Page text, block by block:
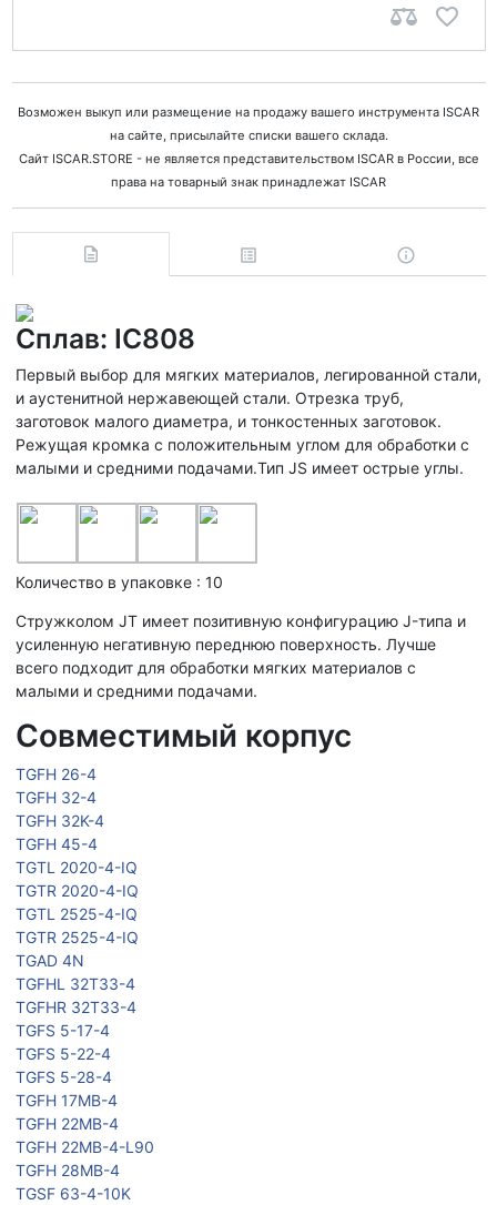
Возможен выкуп или размещение на продажу вашего инструмента ISCAR
на сайте, присылайте списки вашего склада.
Сайт ISCAR.STORE - не является представительством ISCAR в России, все
права на товарный знак принадлежат ISCAR
Сплав: IC808
Первый выбор для мягких материалов, легированной стали,
и аустенитной нержавеющей стали. Отрезка труб,
заготовок малого диаметра, и тонкостенных заготовок.
Режущая кромка с положительным углом для обработки с
малыми и средними подачами.Тип JS имеет острые углы.
Количество в упаковке : 10
Стружколом JT имеет позитивную конфигурацию J-типа и
усиленную негативную переднюю поверхность. Лучше
всего подходит для обработки мягких материалов с
малыми и средними подачами.
Совместимый корпус
TGFH 26-4
TGFH 32-4
TGFH 32K-4
TGFH 45-4
TGTL 2020-4-IQ
TGTR 2020-4-IQ
TGTL 2525-4-IQ
TGTR 2525-4-IQ
TGAD 4N
TGFHL 32T33-4
TGFHR 32T33-4
TGFS 5-17-4
TGFS 5-22-4
TGFS 5-28-4
TGFH 17MB-4
TGFH 22MB-4
TGFH 22MB-4-L90
TGFH 28MB-4
TGSF 63-4-10K